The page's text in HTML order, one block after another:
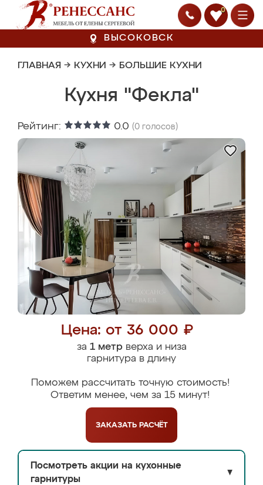
0
ВЫСОКОВСК
ГЛАВНАЯ → КУХНИ → БОЛЬШИЕ КУХНИ
Кухня "Фекла"
Рейтинг: 0.0 (0 голосов)
Цена: от 36 000 ₽
за 1 метрверха и низа
гарнитура в длину
Поможем рассчитать точную стоимость!
Ответим менее, чем за 15 минут!
ЗАКАЗАТЬ РАСЧЁТ
Посмотреть акции на кухонные
гарнитуры
▼